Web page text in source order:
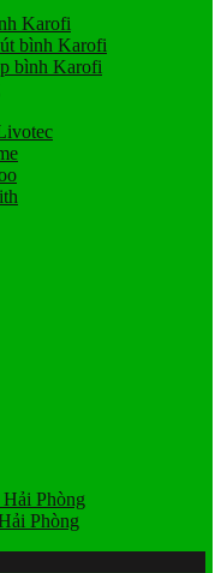
Karofi
bình Karofi
bình Karofi
Phòng
Phòng